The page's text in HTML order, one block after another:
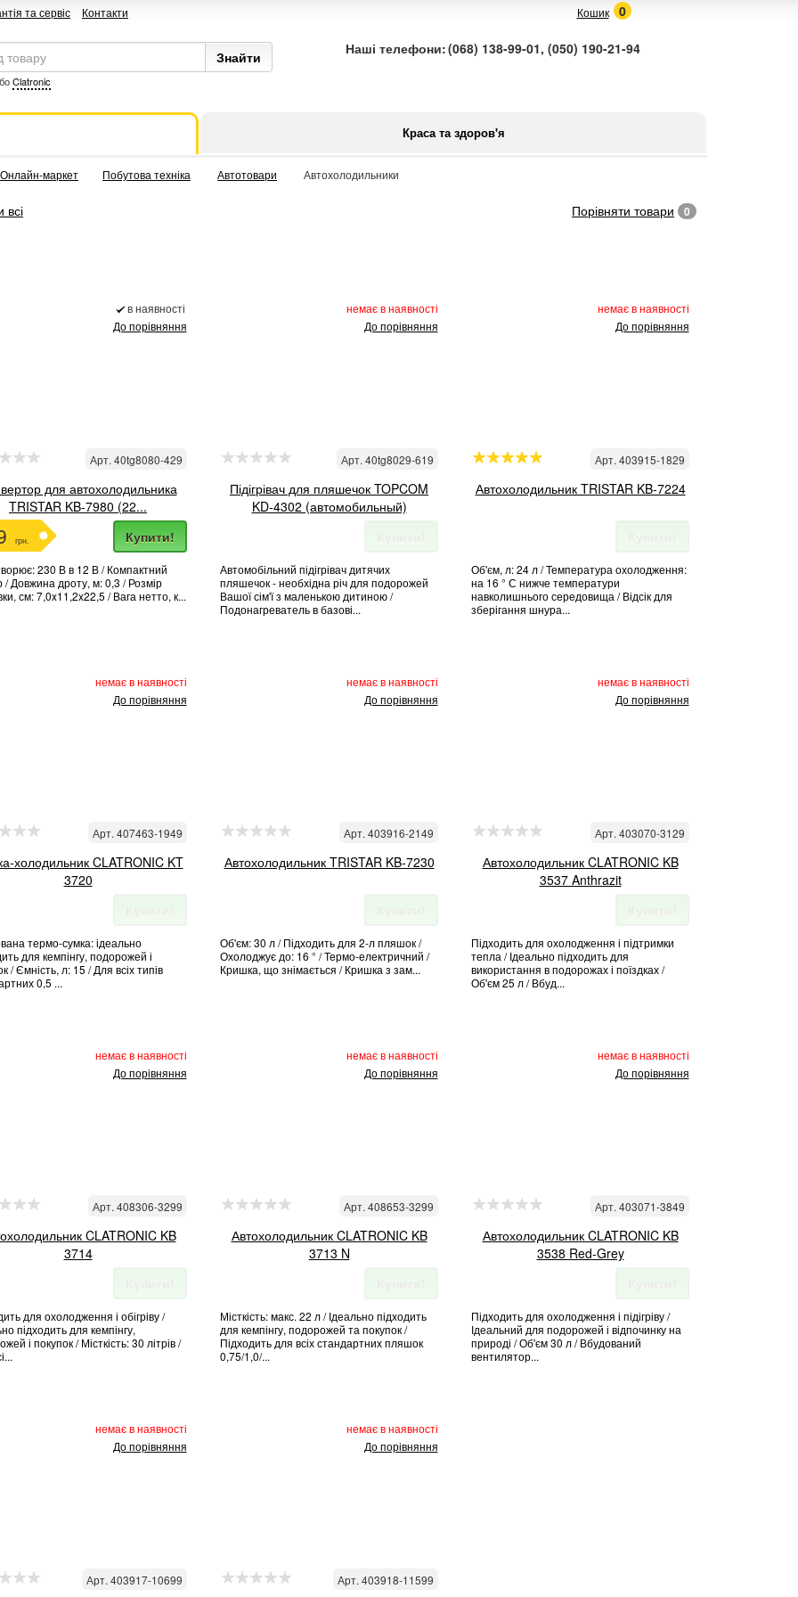
та сервіс Контакти Кошик 0
Clatronic
Наші телефони:(068) 138-99-01, (050) 190-21-94
Краса та здоров'я
Онлайн-маркет Побутова техніка Автотовари Автохолодильники
всі Порівняти товари 0
в наявності
До порівняння
Арт. 40tg8080-429
для автохолодильника
TRISTAR KB-7980 (22...
грн. Купити!
230 В в 12 В / Компактний
/ Довжина дроту, м: 0,3 / Розмір
см: 7,0x11,2x22,5 / Вага нетто, к...
немає в наявності
До порівняння
Арт. 40tg8029-619
Підігрівач для пляшечок TOPCOM
KD-4302 (автомобильный)
Автомобільний підігрівач дитячих
пляшечок - необхідна річ для подорожей
Вашої сім'ї з маленькою дитиною /
Подонагреватель в базові...
немає в наявності
До порівняння
Арт. 403915-1829
Автохолодильник TRISTAR KB-7224
Об'єм, л: 24 л / Температура охолодження:
на 16 ° С нижче температури
навколишнього середовища / Відсік для
зберігання шнура...
немає в наявності
До порівняння
Арт. 407463-1949
холодильник CLATRONIC KT
3720
термо-сумка: ідеально
для кемпінгу, подорожей і
/ Ємність, л: 15 / Для всіх типів
0,5 ...
немає в наявності
До порівняння
Арт. 403916-2149
Автохолодильник TRISTAR KB-7230
Об'єм: 30 л / Підходить для 2-л пляшок /
Охолоджує до: 16 ° / Термо-електричний /
Кришка, що знімається / Кришка з зам...
немає в наявності
До порівняння
Арт. 403070-3129
Автохолодильник CLATRONIC KB
3537 Anthrazit
Підходить для охолодження і підтримки
тепла / Ідеально підходить для
використання в подорожах і поїздках /
Об'єм 25 л / Вбуд...
немає в наявності
До порівняння
Арт. 408306-3299
CLATRONIC KB
3714
для охолодження і обігріву /
підходить для кемпінгу,
і покупок / Місткість: 30 літрів /
немає в наявності
До порівняння
Арт. 408653-3299
Автохолодильник CLATRONIC KB
3713 N
Місткість: макс. 22 л / Ідеально підходить
для кемпінгу, подорожей та покупок /
Підходить для всіх стандартних пляшок
0,75/1,0/...
немає в наявності
До порівняння
Арт. 403071-3849
Автохолодильник CLATRONIC KB
3538 Red-Grey
Підходить для охолодження і підігріву /
Ідеальний для подорожей і відпочинку на
природі / Об'єм 30 л / Вбудований
вентилятор...
немає в наявності
До порівняння
Арт. 403917-10699
немає в наявності
До порівняння
Арт. 403918-11599